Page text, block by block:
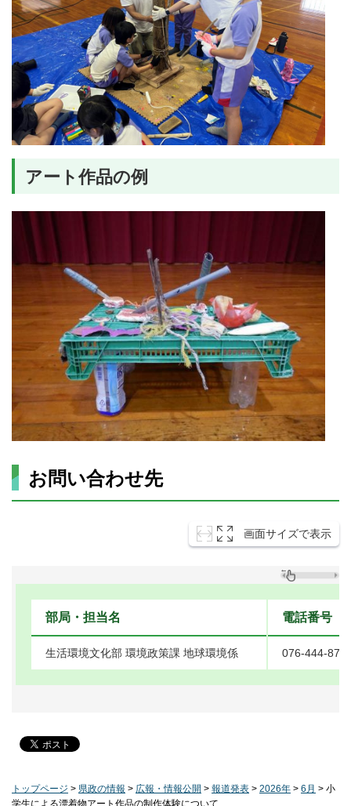
アート作品の例
お問い合わせ先
画面サイズで表示
部局・担当名 電話番号
生活環境文化部 環境政策課 地球環境係 076-444-
トップページ > 県政の情報 > 広報・情報公開 > 報道発表 > 2026年 > 6月 > 小
学生による漂着物アート作品の制作体験について